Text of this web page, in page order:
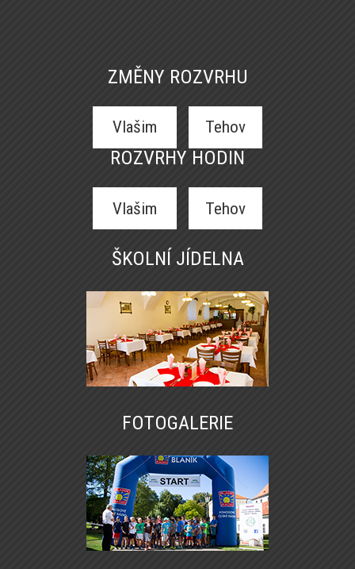
ZMĚNY ROZVRHU
Vlašim Tehov
ROZVRHY HODIN
Vlašim Tehov
ŠKOLNÍ JÍDELNA
FOTOGALERIE